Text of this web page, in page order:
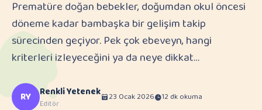
Prematüre doğan bebekler, doğumdan okul öncesi
döneme kadar bambaşka bir gelişim takip
sürecinden geçiyor. Pek çok ebeveyn, hangi
kriterleri izleyeceğini ya da neye dikkat…
RY Renkli Yetenek
Editör
23 Ocak 2026 12 dk okuma